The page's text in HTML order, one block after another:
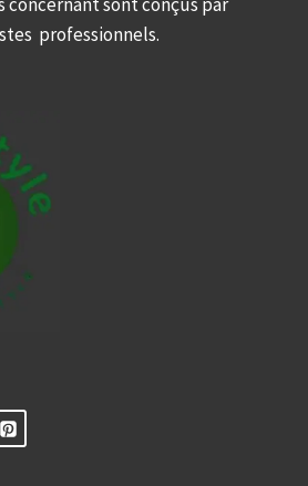
professionnels.